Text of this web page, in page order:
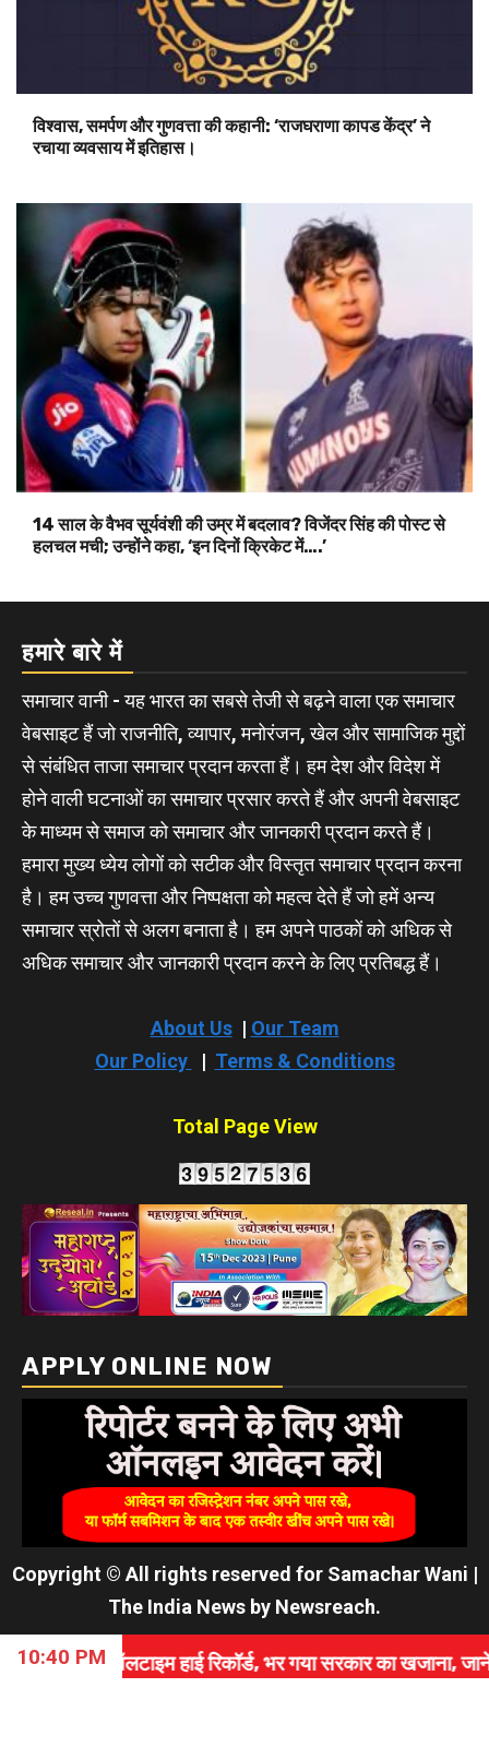
विश्वास, समर्पण और गुणवत्ता की कहानी: ‘राजघराणा कापड केंद्र’ ने
रचाया व्यवसाय में इतिहास।
14 साल के वैभव सूर्यवंशी की उम्र में बदलाव? विजेंदर सिंह की पोस्ट से
हलचल मची; उन्होंने कहा, ‘इन दिनों क्रिकेट में….’
हमारे बारे में
समाचार वानी - यह भारत का सबसे तेजी से बढ़ने वाला एक समाचार
वेबसाइट हैं जो राजनीति, व्यापार, मनोरंजन, खेल और सामाजिक मुद्दों
से संबंधित ताजा समाचार प्रदान करता हैं। हम देश और विदेश में
होने वाली घटनाओं का समाचार प्रसार करते हैं और अपनी वेबसाइट
के माध्यम से समाज को समाचार और जानकारी प्रदान करते हैं।
हमारा मुख्य ध्येय लोगों को सटीक और विस्तृत समाचार प्रदान करना
है। हम उच्च गुणवत्ता और निष्पक्षता को महत्व देते हैं जो हमें अन्य
समाचार स्रोतों से अलग बनाता है। हम अपने पाठकों को अधिक से
अधिक समाचार और जानकारी प्रदान करने के लिए प्रतिबद्ध हैं।
About Us| Our Team
Our Policy
| Terms & Conditions
Total Page View
APPLY ONLINE NOW
Copyright © All rights reserved for Samachar Wani |
The India News by Newsreach.
10:40 PM
हाई रिकॉर्ड, भर गया सरकार का खजाना, जानें कैसे रचा